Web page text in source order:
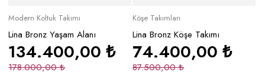
Modern Koltuk Takımı
Lina Bronz Yaşam Alanı
178.000,00₺
134.400,00₺
Köşe Takımları
Lina Bronz Köşe Takımı
87.500,00₺
74.400,00₺